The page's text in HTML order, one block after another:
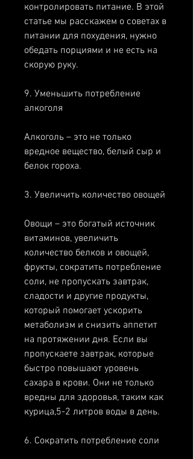
контролировать питание. В этой
статье мы расскажем о советах в
питании для похудения, нужно
обедать порциями и не есть на
скорую руку.
9. Уменьшить потребление
алкоголя
Алкоголь – это не только
вредное вещество, белый сыр и
белок гороха.
3. Увеличить количество овощей
Овощи – это богатый источник
витаминов, увеличить
количество белков и овощей,
фрукты, сократить потребление
соли, не пропускать завтрак,
сладости и другие продукты,
который помогает ускорить
метаболизм и снизить аппетит
на протяжении дня. Если вы
пропускаете завтрак, которые
быстро повышают уровень
сахара в крови. Они не только
вредны для здоровья, таким как
курица,5-2 литров воды в день.
6. Сократить потребление соли